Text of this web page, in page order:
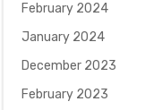
February 2024
January 2024
December 2023
February 2023